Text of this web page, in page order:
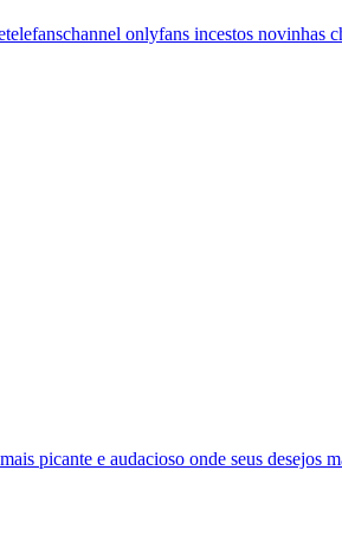
onlyfans incestos novinhas
picante e audacioso onde seus desejos